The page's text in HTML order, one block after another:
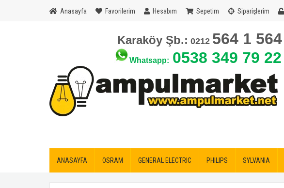
Karaköy Şb.: 0212 564 1 564
Whatsapp: 0538 349 79 22
Anasayfa Favorilerim Hesabım Sepetim Siparişlerim
ANASAYFA OSRAM GENERAL ELECTRIC PHILIPS SYLVANIA